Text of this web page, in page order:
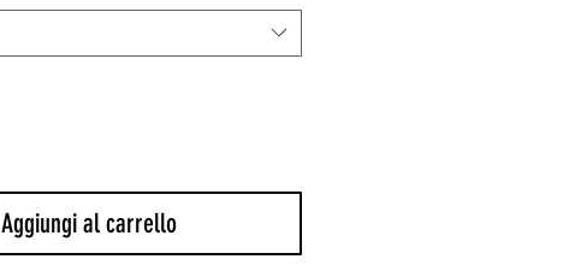
Aggiungi al carrello